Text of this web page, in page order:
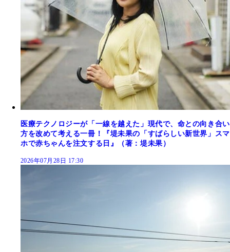
医療テクノロジーが「一線を越えた」現代で、命との向き合い
方を改めて考える一冊！『堤未果の「すばらしい新世界」スマ
ホで赤ちゃんを注文する日』（著：堤未果）
2026年07月28日 17:30